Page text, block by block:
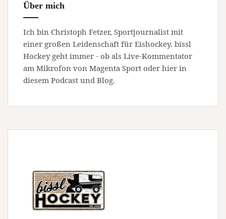
Über mich
Ich bin Christoph Fetzer, Sportjournalist mit
einer großen Leidenschaft für Eishockey. bissl
Hockey geht immer - ob als Live-Kommentator
am Mikrofon von Magenta Sport oder hier in
diesem Podcast und Blog.